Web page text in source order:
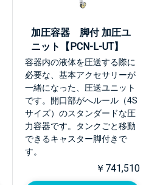
加圧容器 脚付 加圧ユ
ニット【PCN-L-UT】
容器内の液体を圧送する際に
必要な、基本アクセサリーが
一緒になった、圧送ユニット
です。開口部がへルール（4S
サイズ）のスタンダードな圧
力容器です。タンクごと移動
できるキャスター脚付きで
す。
￥741,510